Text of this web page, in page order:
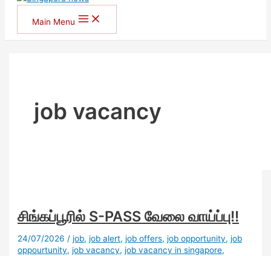
Main Menu
job vacancy
சிங்கப்பூரில் S-PASS வேலை வாய்ப்பு!!
24/07/2026 /job,job alert,job offers,job opportunity,job
oppourtunity,job vacancy,job vacancy in singapore,